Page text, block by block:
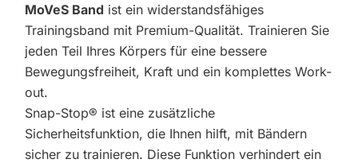
MoVeS Band ist ein widerstandsfähiges
Trainingsband mit Premium-Qualität. Trainieren Sie
jeden Teil Ihres Körpers für eine bessere
Bewegungsfreiheit, Kraft und ein komplettes Work-
out.
Snap-Stop® ist eine zusätzliche
Sicherheitsfunktion, die Ihnen hilft, mit Bändern
sicher zu trainieren. Diese Funktion verhindert ein